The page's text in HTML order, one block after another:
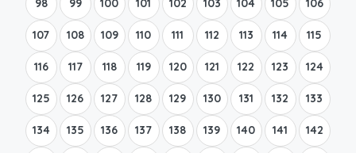
107 108 109 110 111 112 113 114 115
116 117 118 119 120 121 122 123 124
125 126 127 128 129 130 131 132 133
134 135 136 137 138 139 140 141 142